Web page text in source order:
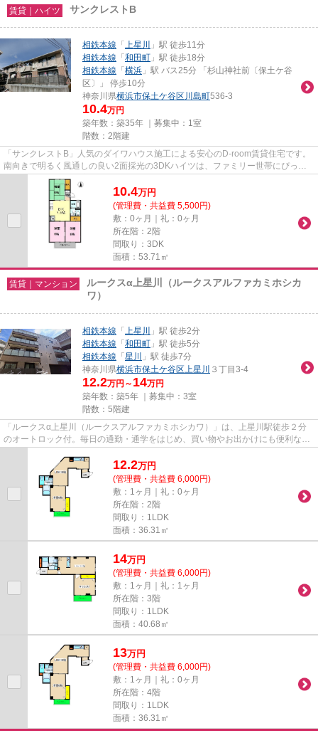
賃貸｜ハイツ サンクレストB
相鉄本線 「 上星川
」駅 徒歩11分
相鉄本線 「 和田町 」駅 徒歩18分
相鉄本線 「 横浜 」駅 バス25分 「杉山神社前〔保土ケ谷
区〕」 停歩10分
神奈川県横浜市保土ケ谷区 川島町536-3
10.4万円
築年数：築35年 ｜募集中： 1室
階数：2階建
「サンクレストB」人気のダイワハウス施工による安心のD-room賃貸住宅です。
南向きで明るく風通しの良い2面採光の3DKハイツは、ファミリー世帯にぴった
りの住まいです。浴室には追焚給...
10.4万円
(管理費・共益費 5,500円)
敷：0ヶ月｜礼：0ヶ月
所在階：2階
間取り：3DK
面積：53.71㎡
賃貸｜マンション
ルークスα上星川（ルークスアルファカミホシカ
ワ）
相鉄本線 「 上星川
」駅 徒歩2分
相鉄本線 「 和田町 」駅 徒歩5分
相鉄本線 「 星川
」駅 徒歩7分
神奈川県横浜市保土ケ谷区上星川 ３丁目3-4
12.2万円～ 14万円
築年数：築5年 ｜募集中： 3室
階数：5階建
「ルークスα上星川（ルークスアルファカミホシカワ）」は、上星川駅徒歩２分
のオートロック付。毎日の通勤・通学をはじめ、買い物やお出かけにも便利な住
12.2万円
(管理費・共益費 6,000円)
敷：1ヶ月｜礼：0ヶ月
所在階：2階
間取り：1LDK
面積：36.31㎡
14万円
(管理費・共益費 6,000円)
敷：1ヶ月｜礼：1ヶ月
所在階：3階
間取り：1LDK
面積：40.68㎡
13万円
(管理費・共益費 6,000円)
敷：1ヶ月｜礼：0ヶ月
所在階：4階
間取り：1LDK
面積：36.31㎡